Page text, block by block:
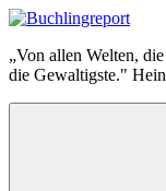
Zum
springen
Buchlingreport
„Von allen Welten,
die Gewaltigste."